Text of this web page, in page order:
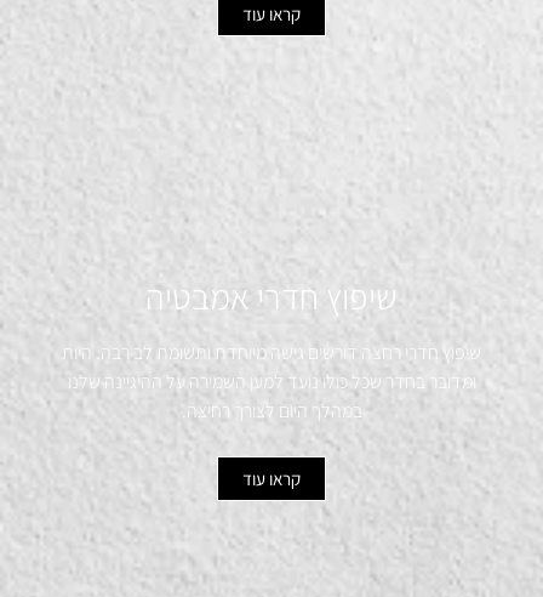
קראו עוד
שיפוץ חדרי אמבטיה
שיפוץ חדרי רחצה דורשים גישה מיוחדת ותשומת לב רבה. היות
ומדובר בחדר שכל כולו נועד למען השמירה על ההיגיינה שלנו
במהלך היום לצורך רחיצה.
קראו עוד